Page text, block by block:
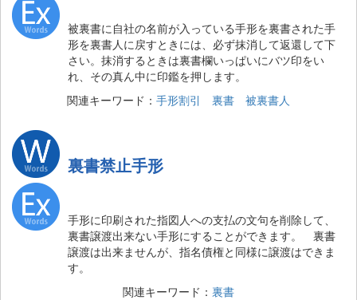
被裏書に自社の名前が入っている手形を裏書された手
形を裏書人に戻すときには、必ず抹消して返還して下
さい。抹消するときは裏書欄いっぱいにバツ印をい
れ、その真ん中に印鑑を押します。
関連キーワード： 手形割引 裏書 被裏書人
裏書禁止手形
手形に印刷された指図人への支払の文句を削除して、
裏書譲渡出来ない手形にすることができます。 裏書
譲渡は出来ませんが、指名債権と同様に譲渡はできま
す。
関連キーワード： 裏書